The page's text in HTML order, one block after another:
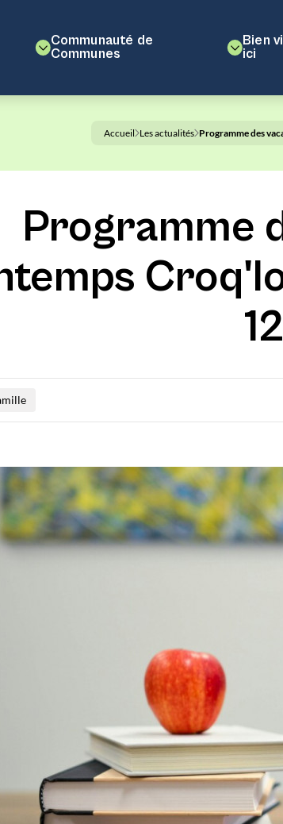
Communauté de
Communes
Bien
ici
Accueil Les actualités Programme des
Programme